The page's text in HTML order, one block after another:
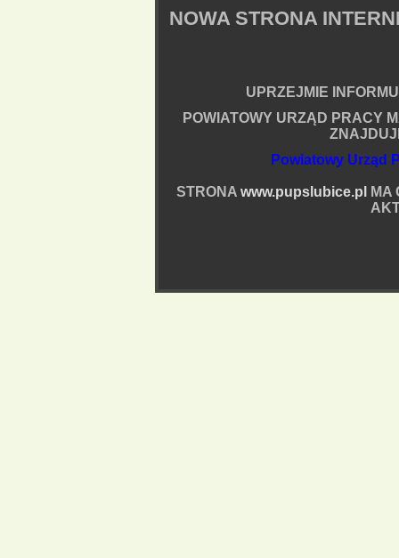
NOWA STRONA
UPRZEJMIE
POWIATOWY URZĄD PRACY
Powiatowy Urząd
STRONA www.pupslubice.pl
MA